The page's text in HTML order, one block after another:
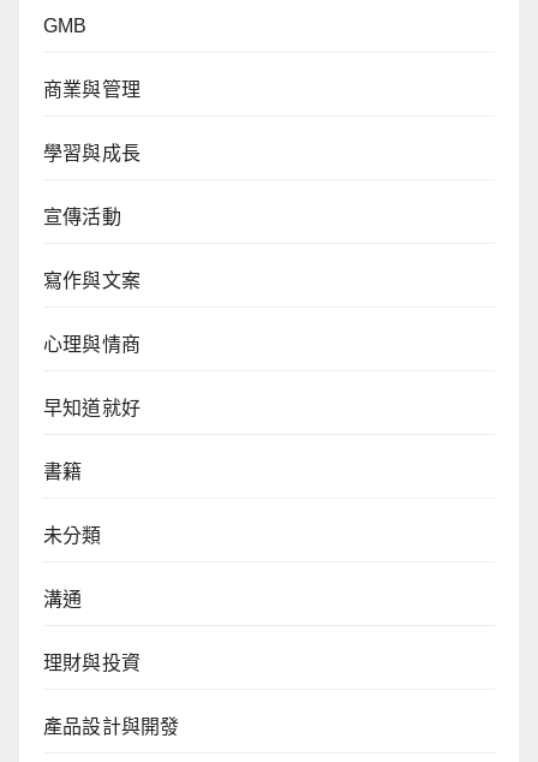
GMB
商業與管理
學習與成長
宣傳活動
寫作與文案
心理與情商
早知道就好
書籍
未分類
溝通
理財與投資
產品設計與開發